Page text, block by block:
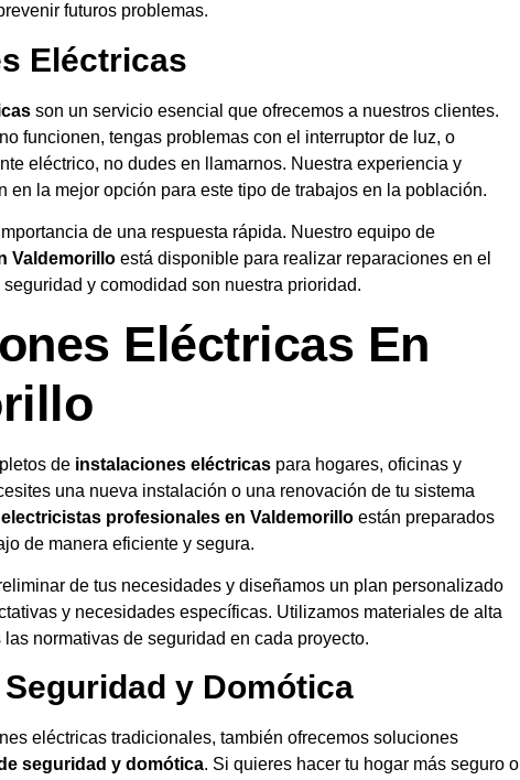
futuros problemas.
Eléctricas
son un servicio esencial que ofrecemos a nuestros clientes.
funcionen, tengas problemas con el interruptor de luz, o
eléctrico, no dudes en llamarnos. Nuestra experiencia y
en la mejor opción para este tipo de trabajos en la población.
de una respuesta rápida. Nuestro equipo de
Valdemorillo está disponible para realizar reparaciones en el
y comodidad son nuestra prioridad.
Eléctricas En
de instalaciones eléctricas para hogares, oficinas y
una nueva instalación o una renovación de tu sistema
electricistas profesionales en Valdemorillo están preparados
de manera eficiente y segura.
de tus necesidades y diseñamos un plan personalizado
y necesidades específicas. Utilizamos materiales de alta
normativas de seguridad en cada proyecto.
y Domótica
eléctricas tradicionales, también ofrecemos soluciones
seguridad y domótica. Si quieres hacer tu hogar más seguro o